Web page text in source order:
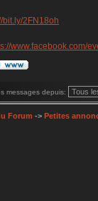
bit.ly/2FN18oh
www.facebook.com/
messages depuis:
Forum -> Petites